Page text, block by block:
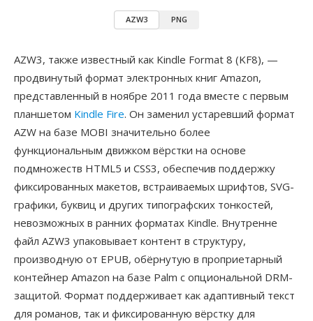
AZW3 PNG
AZW3, также известный как Kindle Format 8 (KF8), —
продвинутый формат электронных книг Amazon,
представленный в ноябре 2011 года вместе с первым
планшетом Kindle Fire. Он заменил устаревший формат
AZW на базе MOBI значительно более
функциональным движком вёрстки на основе
подмножеств HTML5 и CSS3, обеспечив поддержку
фиксированных макетов, встраиваемых шрифтов, SVG-
графики, буквиц и других типографских тонкостей,
невозможных в ранних форматах Kindle. Внутренне
файл AZW3 упаковывает контент в структуру,
производную от EPUB, обёрнутую в проприетарный
контейнер Amazon на базе Palm с опциональной DRM-
защитой. Формат поддерживает как адаптивный текст
для романов, так и фиксированную вёрстку для